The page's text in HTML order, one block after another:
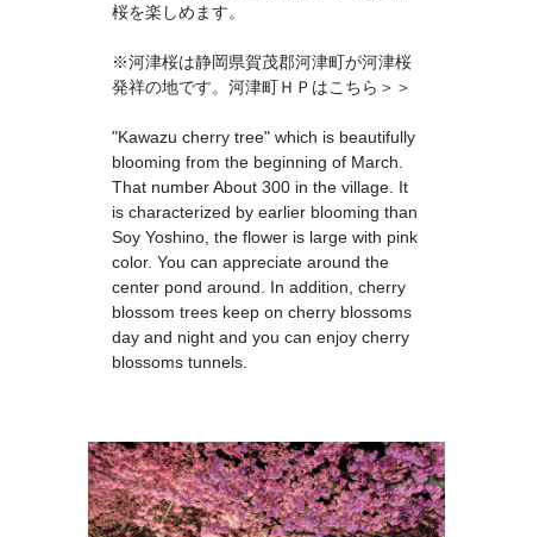
桜を楽しめます。
※河津桜は静岡県賀茂郡河津町が河津桜
発祥の地です。 河津町ＨＰはこちら＞＞
"Kawazu cherry tree" which is beautifully
blooming from the beginning of March.
That number About 300 in the village. It
is characterized by earlier blooming than
Soy Yoshino, the flower is large with pink
color. You can appreciate around the
center pond around. In addition, cherry
blossom trees keep on cherry blossoms
day and night and you can enjoy cherry
blossoms tunnels.